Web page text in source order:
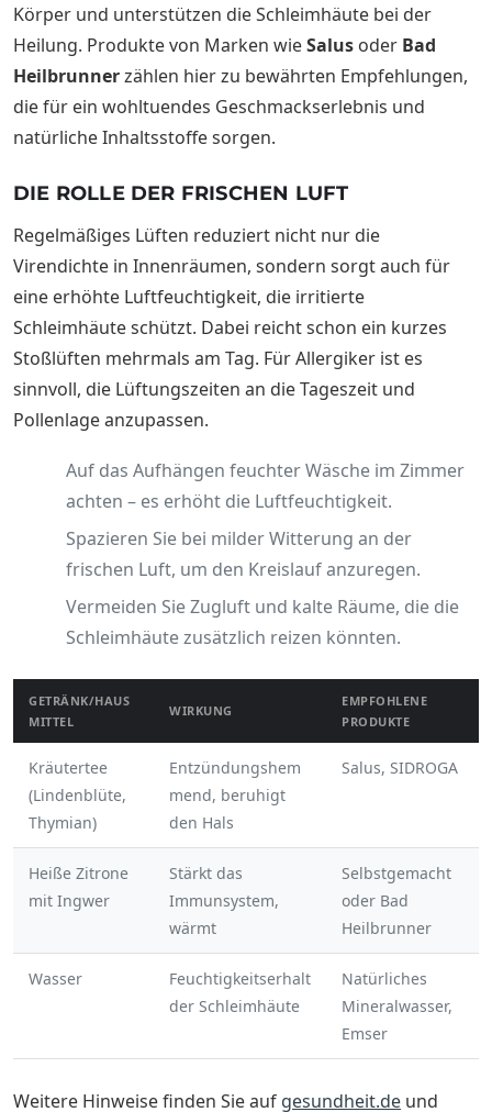
Körper und unterstützen die Schleimhäute bei der
Heilung. Produkte von Marken wieSalus oder Bad
Heilbrunnerzählen hier zu bewährten Empfehlungen,
die für ein wohltuendes Geschmackserlebnis und
natürliche Inhaltsstoffe sorgen.
DIE ROLLE DER FRISCHEN LUFT
Regelmäßiges Lüften reduziert nicht nur die
Virendichte in Innenräumen, sondern sorgt auch für
eine erhöhte Luftfeuchtigkeit, die irritierte
Schleimhäute schützt. Dabei reicht schon ein kurzes
Stoßlüften mehrmals am Tag. Für Allergiker ist es
sinnvoll, die Lüftungszeiten an die Tageszeit und
Pollenlage anzupassen.
Auf das Aufhängen feuchter Wäsche im Zimmer
achten – es erhöht die Luftfeuchtigkeit.
Spazieren Sie bei milder Witterung an der
frischen Luft, um den Kreislauf anzuregen.
Vermeiden Sie Zugluft und kalte Räume, die die
Schleimhäute zusätzlich reizen könnten.
GETRÄNK/HAUS
MITTEL
WIRKUNG
EMPFOHLENE
PRODUKTE
Kräutertee
(Lindenblüte,
Thymian)
Entzündungshem
mend, beruhigt
den Hals
Salus, SIDROGA
Heiße Zitrone
mit Ingwer
Stärkt das
Immunsystem,
wärmt
Selbstgemacht
oder Bad
Heilbrunner
Wasser
Feuchtigkeitserhalt
der Schleimhäute
Natürliches
Mineralwasser,
Emser
Weitere Hinweise finden Sie auf gesundheit.de und